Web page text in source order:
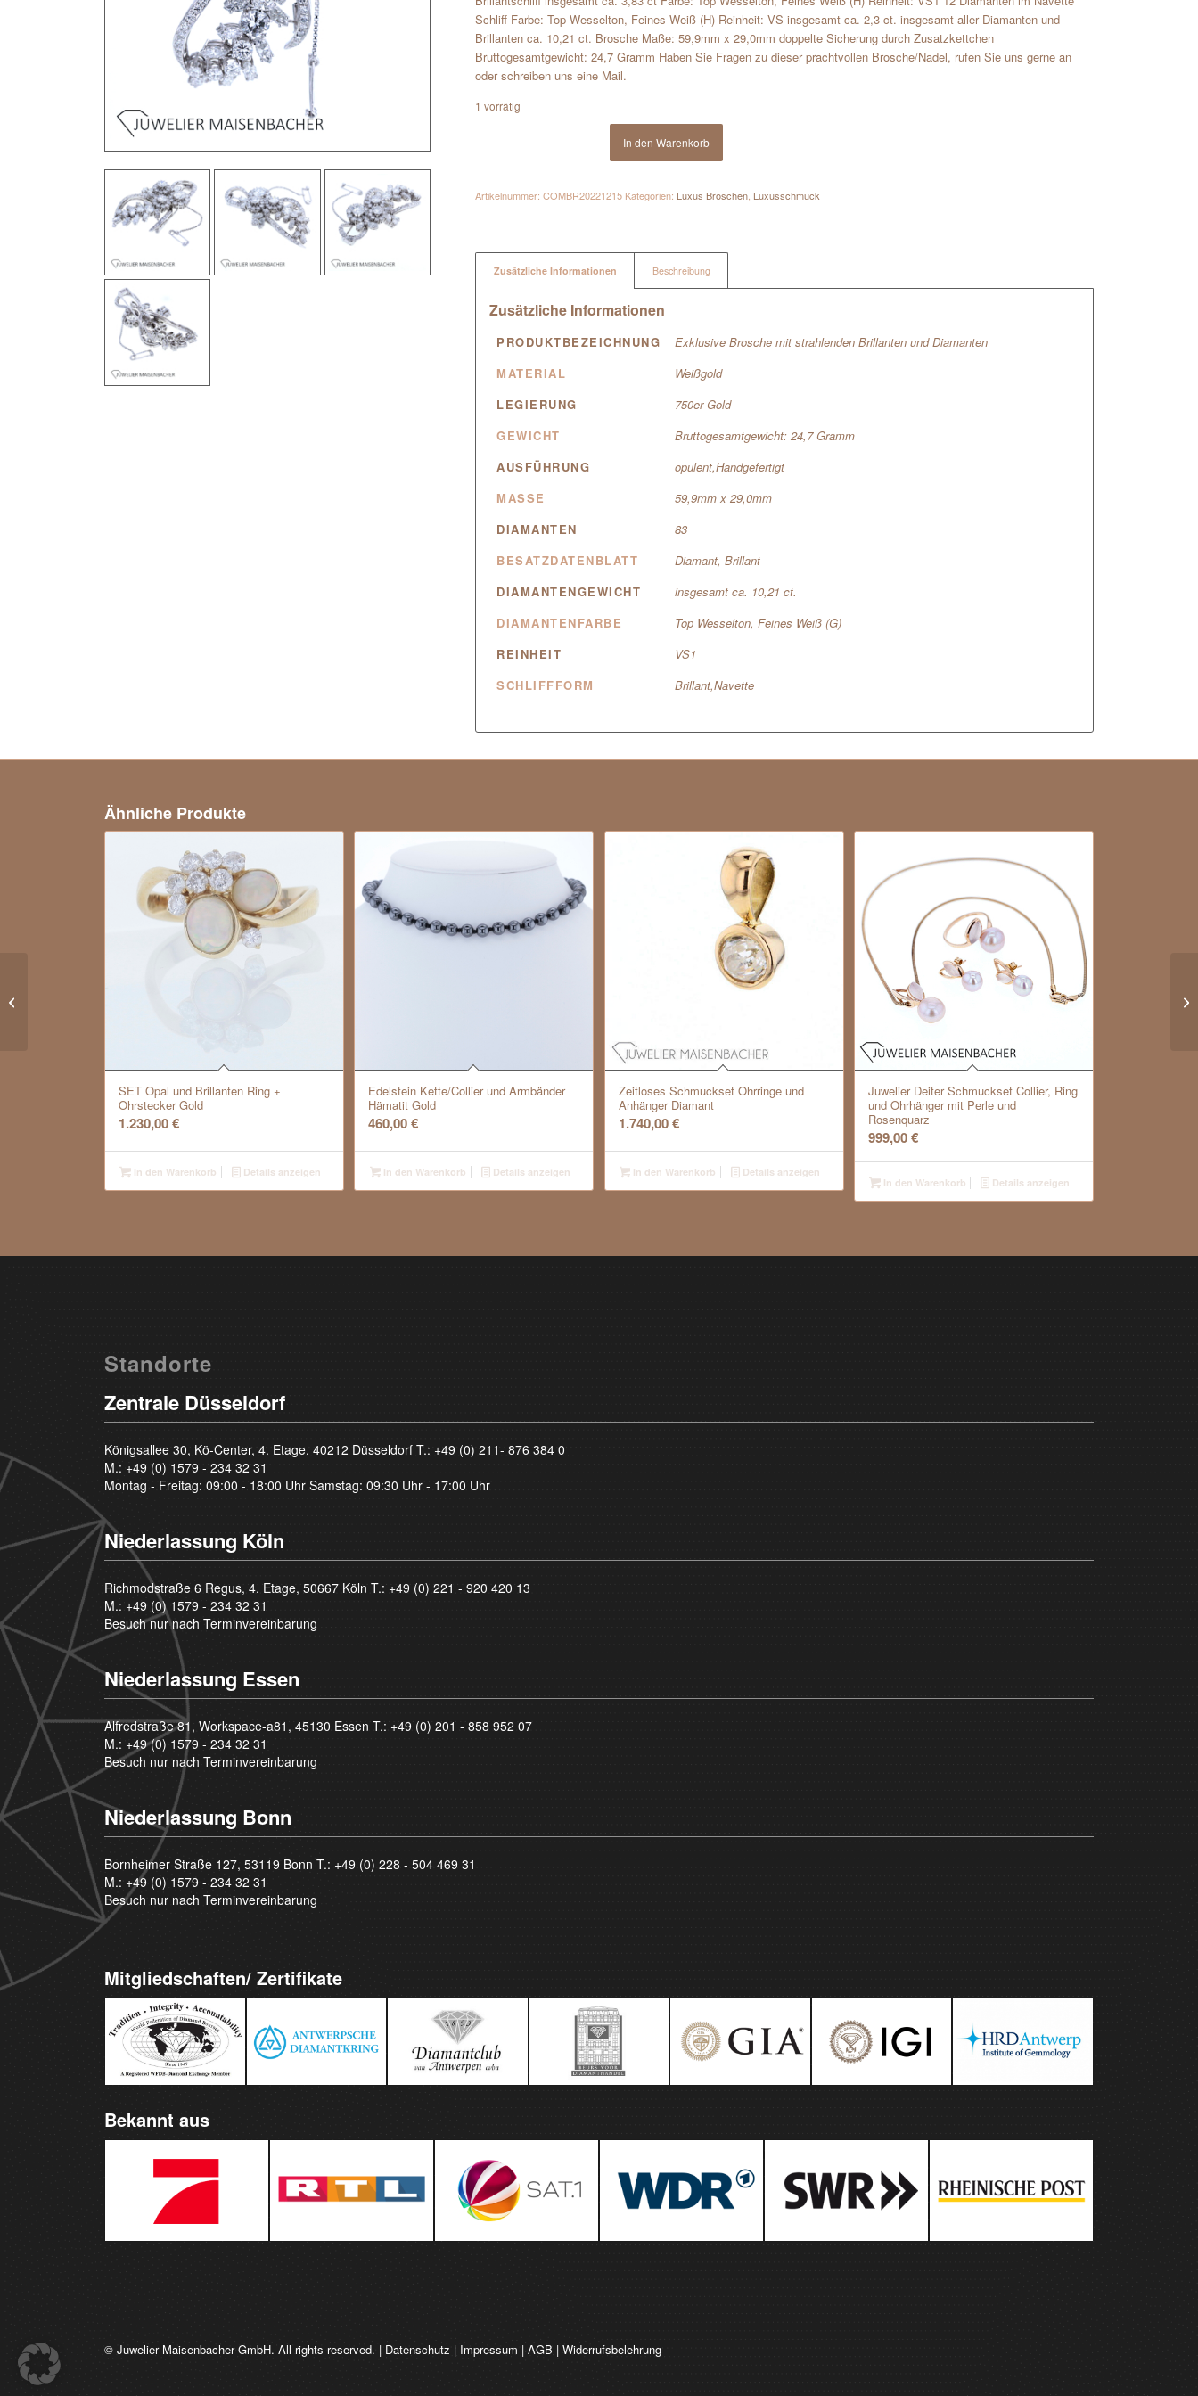
Schliff Farbe: Top Wesselton, Feines Weiß (H) Reinheit: VS insgesamt ca. 2,3 ct. insgesamt aller Diamanten und
Brillanten ca. 10,21 ct. Brosche Maße: 59,9mm x 29,0mm doppelte Sicherung durch Zusatzkettchen
Bruttogesamtgewicht: 24,7 Gramm Haben Sie Fragen zu dieser prachtvollen Brosche/Nadel, rufen Sie uns gerne an
oder schreiben uns eine Mail.
1 vorrätig
In den Warenkorb
Artikelnummer:COMBR20221215 Kategorien: Luxus Broschen, Luxusschmuck
Zusätzliche Informationen Beschreibung
Zusätzliche Informationen
PRODUKTBEZEICHNUNG
Exklusive Brosche mit strahlenden Brillanten und Diamanten
MATERIAL
Weißgold
LEGIERUNG
750er Gold
GEWICHT
Bruttogesamtgewicht: 24,7 Gramm
AUSFÜHRUNG
opulent,Handgefertigt
MASSE
59,9mm x 29,0mm
DIAMANTEN
83
BESATZDATENBLATT
Diamant, Brillant
DIAMANTENGEWICHT
insgesamt ca. 10,21 ct.
DIAMANTENFARBE
Top Wesselton, Feines Weiß (G)
REINHEIT
VS1
SCHLIFFFORM
Brillant,Navette
Ähnliche Produkte
SET Opal und Brillanten Ring +
Ohrstecker Gold
1.230,00€
In den Warenkorb Details anzeigen
Edelstein Kette/Collier und Armbänder
Hämatit Gold
460,00€
In den Warenkorb Details anzeigen
Zeitloses Schmuckset Ohrringe und
Anhänger Diamant
1.740,00€
In den Warenkorb Details anzeigen
Juwelier Deiter Schmuckset Collier, Ring
und Ohrhänger mit Perle und
Rosenquarz
999,00€
In den Warenkorb Details anzeigen
Standorte
Zentrale Düsseldorf
Königsallee 30, Kö-Center, 4. Etage, 40212 Düsseldorf T.: +49 (0) 211- 876 384 0
M.: +49 (0) 1579 - 234 32 31
Montag - Freitag: 09:00 - 18:00 Uhr Samstag: 09:30 Uhr - 17:00 Uhr
Niederlassung Köln
Richmodstraße 6 Regus, 4. Etage, 50667 Köln T.: +49 (0) 221 - 920 420 13
M.: +49 (0) 1579 - 234 32 31
Besuch nur nach Terminvereinbarung
Niederlassung Essen
Alfredstraße 81, Workspace-a81, 45130 Essen T.: +49 (0) 201 - 858 952 07
M.: +49 (0) 1579 - 234 32 31
Besuch nur nach Terminvereinbarung
Niederlassung Bonn
Bornheimer Straße 127, 53119 Bonn T.: +49 (0) 228 - 504 469 31
M.: +49 (0) 1579 - 234 32 31
Besuch nur nach Terminvereinbarung
Mitgliedschaften/ Zertifikate
Bekannt aus
© Juwelier Maisenbacher GmbH. All rights reserved. | Datenschutz | Impressum |AGB |Widerrufsbelehrung